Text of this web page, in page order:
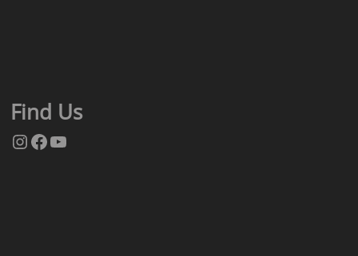
Find Us
Instagram
Facebook
YouTube